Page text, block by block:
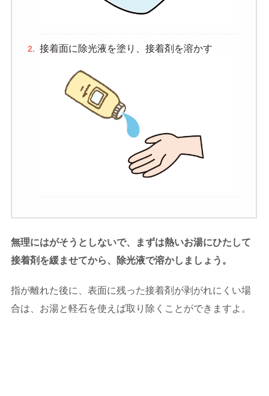
接着面に除光液を塗り、接着剤を溶かす
無理にはがそうとしないで、まずは熱いお湯にひたして
接着剤を緩ませてから、除光液で溶かしましょう。
指が離れた後に、表面に残った接着剤が剥がれにくい場
合は、お湯と軽石を使えば取り除くことができますよ。